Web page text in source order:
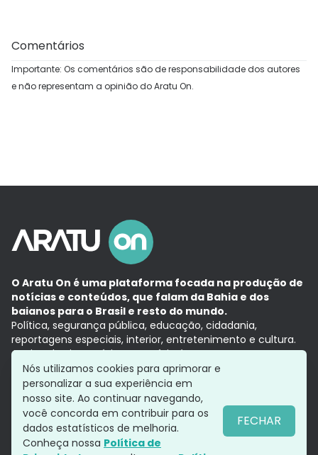
Comentários
Importante: Os comentários são de responsabilidade dos autores
e não representam a opinião do Aratu On.
O Aratu On é uma plataforma focada na produção de
notícias e conteúdos, que falam da Bahia e dos
baianos para o Brasil e resto do mundo.
Política, segurança pública, educação, cidadania,
reportagens especiais, interior, entretenimento e cultura.
Aqui, tudo vira notícia e a notícia é no tempo presente,
com a credibilidade do Grupo Aratu.
Grupo Aratu
Política de privacidade
Siga-nos
Nós utilizamos cookies para aprimorar e
personalizar a sua experiência em
nosso site. Ao continuar navegando,
você concorda em contribuir para os
dados estatísticos de melhoria.
Conheça nossa Política de
FECHAR